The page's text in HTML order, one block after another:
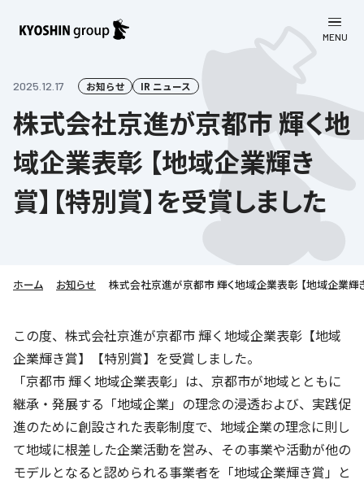
MENU
会社案内
会社案内
企業理念
Company’s Profile
沿革
社歌
本社所在地
京進グループが目指す姿
事業一覧
学習塾
学習塾について
ライフキャリア
育児・暮らし
京進グループの事業所
京進グループについて
お客さま満足度向上の取り組み
人材育成の取り組み
CSRレポート
社会貢献活動
ミャンマーへの支援活動
株主・投資家向け情報
株主・株式関連情報
株主・投資家の皆さまへ
ビジョン／経営方針
連結業績・財務
IRライブラリー
採用情報
採用情報
京進リクルートInstagram
新卒採用情報
新卒採用デジタルパンフレット
中途採用
お問い合わせ
利用規約
個人情報保護方針
特別警報発令時の授業について
Copyright © KYOSHIN Co., Ltd. All rights reserved.
2025.12.17 お知らせ IR ニュース
株式会社京進が京都市 輝く地
域企業表彰 【地域企業輝き
賞】【特別賞】を受賞しました
ホーム お知らせ 株式会社京進が京都市 輝く地域企業表彰 【地域企業輝
この度、株式会社京進が京都市 輝く地域企業表彰【地域
企業輝き賞】【特別賞】を受賞しました。
「京都市 輝く地域企業表彰」は、京都市が地域とともに
継承・発展する「地域企業」の理念の浸透および、実践促
進のために創設された表彰制度で、地域企業の理念に則し
て地域に根差した企業活動を営み、その事業や活動が他の
モデルとなると認められる事業者を「地域企業輝き賞」と